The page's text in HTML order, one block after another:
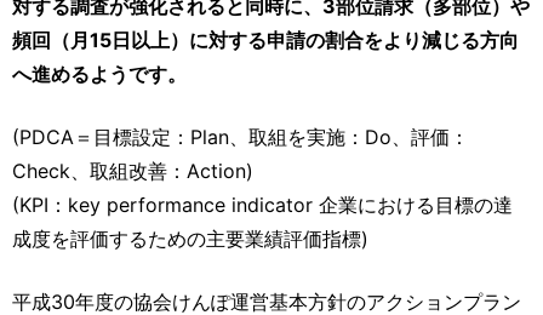
対する調査が強化されると同時に、3部位請求（多部位）や
頻回（月15日以上）に対する申請の割合をより減じる方向
へ進めるようです。
(PDCA＝目標設定：Plan、取組を実施：Do、評価：
Check、取組改善：Action)
(KPI：key performance indicator 企業における目標の達
成度を評価するための主要業績評価指標)
平成30年度の協会けんぽ運営基本方針のアクションプラン